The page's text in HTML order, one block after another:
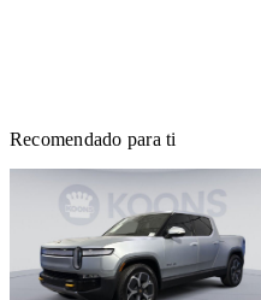
Recomendado para ti